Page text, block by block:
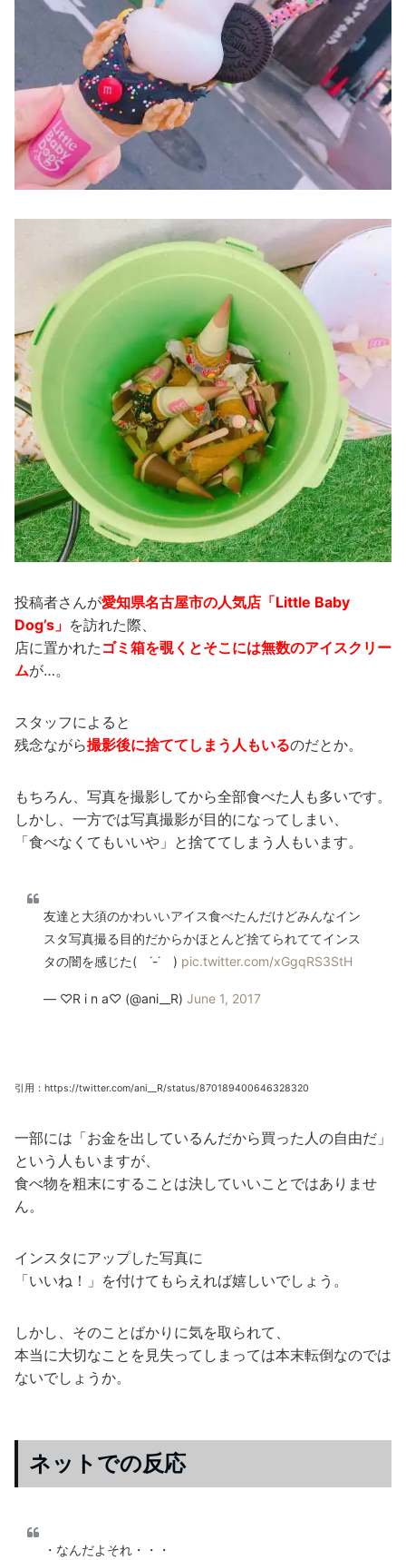
投稿者さんが愛知県名古屋市の人気店「Little Baby
Dog’s」 を訪れた際、
店に置かれた ゴミ箱を覗くとそこには無数のアイスクリー
ムが…。
スタッフによると
残念ながら撮影後に捨ててしまう人もいるのだとか。
もちろん、写真を撮影してから全部食べた人も多いです。
しかし、一方では写真撮影が目的になってしまい、
「食べなくてもいいや」と捨ててしまう人もいます。
友達と大須のかわいいアイス食べたんだけどみんなイン
スタ写真撮る目的だからかほとんど捨てられててインス
タの闇を感じた( ˙-˙ ) pic.twitter.com/xGgqRS3StH
— ♡R i n a♡ (@ani__R) June 1, 2017
引用：https://twitter.com/ani__R/status/870189400646328320
一部には「お金を出しているんだから買った人の自由だ」
という人もいますが、
食べ物を粗末にすることは決していいことではありませ
ん。
インスタにアップした写真に
「いいね！」を付けてもらえれば嬉しいでしょう。
しかし、そのことばかりに気を取られて、
本当に大切なことを見失ってしまっては本末転倒なのでは
ないでしょうか。
ネットでの反応
・なんだよそれ・・・